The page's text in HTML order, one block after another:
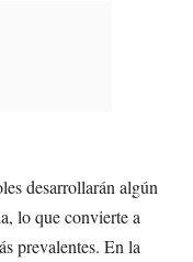
desarrollarán algún
lo que convierte a
prevalentes. En la